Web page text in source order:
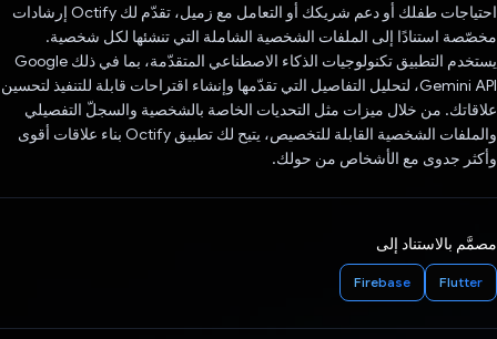
احتياجات طفلك أو دعم شريكك أو التعامل مع زميل، تقدّم لك Octify إرشادات
مخصّصة استنادًا إلى الملفات الشخصية الشاملة التي تنشئها لكل شخصية.
يستخدم التطبيق تكنولوجيات الذكاء الاصطناعي المتقدّمة، بما في ذلك Google
Gemini API، لتحليل التفاصيل التي تقدّمها وإنشاء اقتراحات قابلة للتنفيذ لتحسين
علاقاتك. من خلال ميزات مثل التحديات الخاصة بالشخصية والسجلّ التفصيلي
والملفات الشخصية القابلة للتخصيص، يتيح لك تطبيق Octify بناء علاقات أقوى
وأكثر جدوى مع الأشخاص من حولك.
مصمَّم بالاستناد إلى
Flutter
Firebase